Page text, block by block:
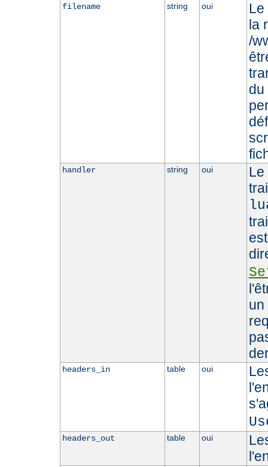
filename string oui
Le
la
/
du
handler string oui
un
headers_in table oui
headers_out table oui